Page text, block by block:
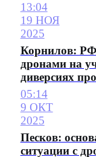
13:04
19 НОЯ
2025
Корнилов: РФ
дронами на
диверсиях
05:14
9 ОКТ
2025
Песков:
ситуации с